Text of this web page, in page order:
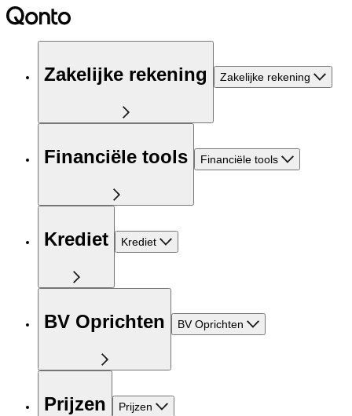
Zakelijke rekening Zakelijke rekening
Financiële tools Financiële tools
Krediet Krediet
BV Oprichten BV Oprichten
Prijzen Prijzen